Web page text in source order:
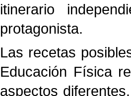
itinerario
protagonista.
Las recetas
Educación Física
aspectos